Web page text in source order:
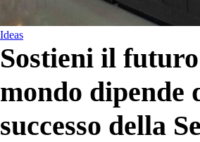
Ideas
Sostieni il
mondo dipende
successo della